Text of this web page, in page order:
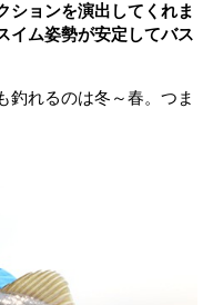
ションを演出してくれま
イム姿勢が安定してバス
釣れるのは冬～春。つま